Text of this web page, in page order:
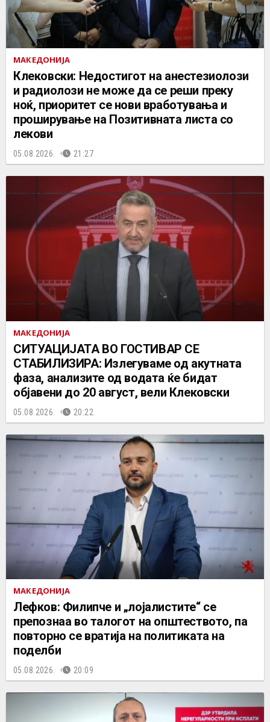
МАКЕДОНИЈА
Клековски: Недостигот на анестезиолози
и радиолози не може да се реши преку
ноќ, приоритет се нови вработувања и
проширување на Позитивната листа со
лекови
05.08.2026. 21:27
МАКЕДОНИЈА
СИТУАЦИЈАТА ВО ГОСТИВАР СЕ
СТАБИЛИЗИРА: Излегуваме од акутната
фаза, анализите од водата ќе бидат
објавени до 20 август, вели Клековски
05.08.2026. 20:22
МАКЕДОНИЈА
Лефков: Филипче и „лојалистите“ се
препознаа во талогот на општеството, па
повторно се вратија на политиката на
поделби
05.08.2026. 20:09